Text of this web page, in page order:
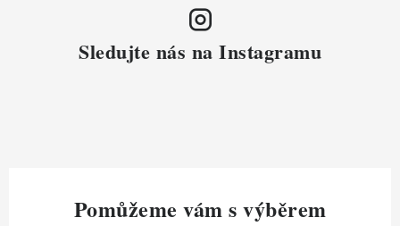
Sledujte nás na Instagramu
Pomůžeme vám s výběrem